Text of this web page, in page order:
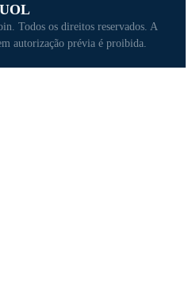
UOL
Todos os direitos reservados. A
autorização prévia é proibida.